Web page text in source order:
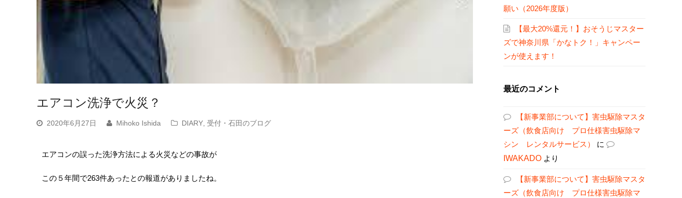
エアコン洗浄で火災？
2020年6月27日 Mihoko Ishida DIARY 受付・石田のブログ
エアコンの誤った洗浄方法による火災などの事故が
この５年間で263件あったとの報道がありましたね。
願い（2026年度版）
【最大20%還元！】おそうじマスター
ズで神奈川県「かなトク！」キャンペー
ンが使えます！
最近のコメント
【新事業部について】害虫駆除マスタ
ーズ（飲食店向け プロ仕様害虫駆除マ
シン レンタルサービス）
に
IWAKADO より
【新事業部について】害虫駆除マスタ
ーズ（飲食店向け プロ仕様害虫駆除マ